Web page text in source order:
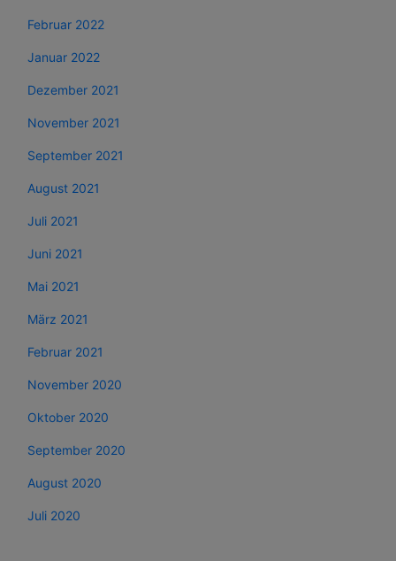
Februar 2022
Januar 2022
Dezember 2021
November 2021
September 2021
August 2021
Juli 2021
Juni 2021
Mai 2021
März 2021
Februar 2021
November 2020
Oktober 2020
September 2020
August 2020
Juli 2020